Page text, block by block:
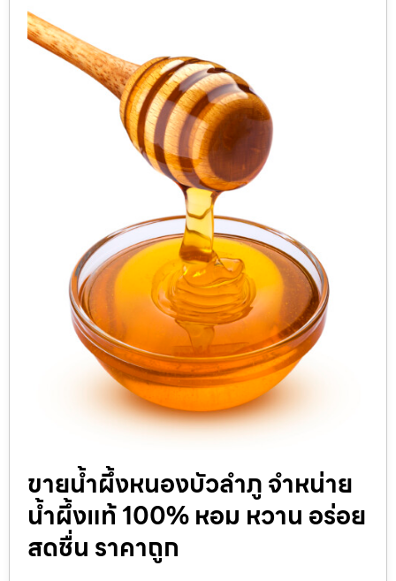
ขายน้ำผึ้งหนองบัวลำภู จำหน่าย
น้ำผึ้งแท้ 100% หอม หวาน อร่อย
สดชื่น ราคาถูก